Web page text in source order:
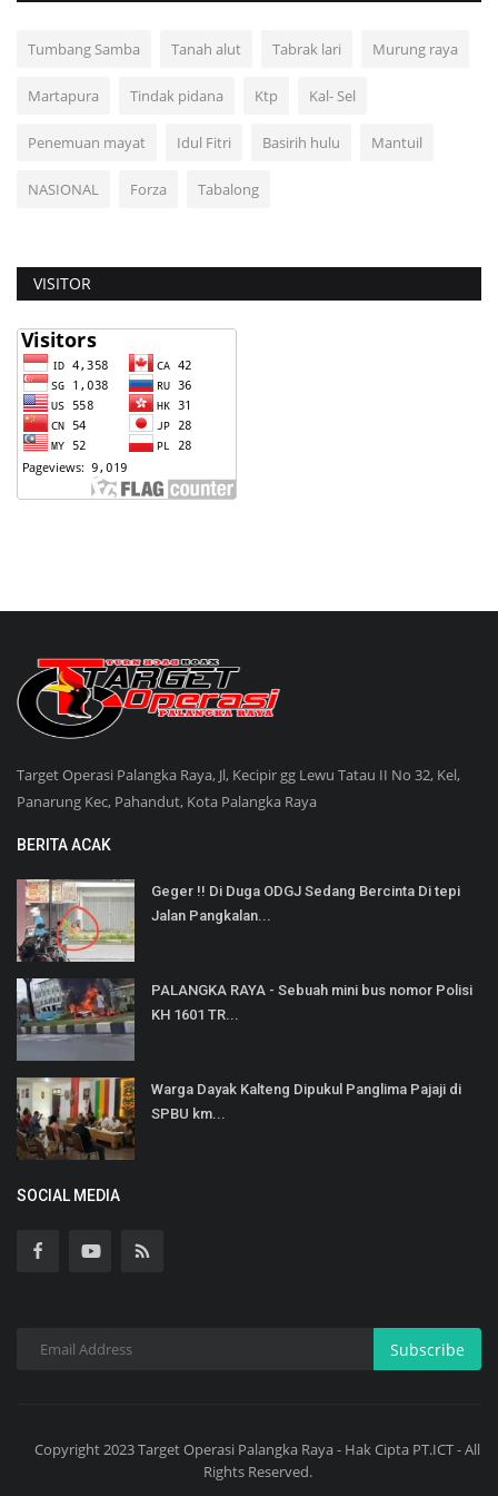
Tumbang Samba Tanah alut Tabrak lari Murung raya
Martapura Tindak pidana Ktp Kal- Sel
Penemuan mayat Idul Fitri Basirih hulu Mantuil
NASIONAL Forza Tabalong
VISITOR
Target Operasi Palangka Raya, Jl, Kecipir gg Lewu Tatau II No 32, Kel,
Panarung Kec, Pahandut, Kota Palangka Raya
BERITA ACAK
Geger !! Di Duga ODGJ Sedang Bercinta Di tepi
Jalan Pangkalan...
PALANGKA RAYA - Sebuah mini bus nomor Polisi
KH 1601 TR...
Warga Dayak Kalteng Dipukul Panglima Pajaji di
SPBU km...
SOCIAL MEDIA
Subscribe
Copyright 2023 Target Operasi Palangka Raya - Hak Cipta PT.ICT - All
Rights Reserved.